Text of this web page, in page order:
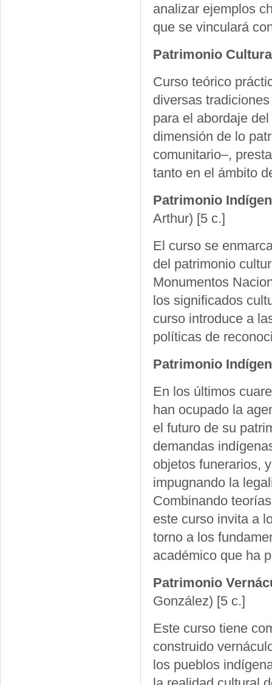
analizar ejemplos
que se vinculará
Patrimonio
Curso teórico
diversas
para el abordaje
dimensión de lo
comunitario–,
tanto en el ámbito
Patrimonio
Arthur) [5 c.]
El curso se
del patrimonio
Monumentos
los significados
curso introduce a
políticas de
Patrimonio
En los últimos
han ocupado la
el futuro de su
demandas
objetos funerarios,
impugnando la
Combinando
este curso invita a
torno a los
académico que ha
Patrimonio
González) [5 c.]
Este curso tiene
construido
los pueblos